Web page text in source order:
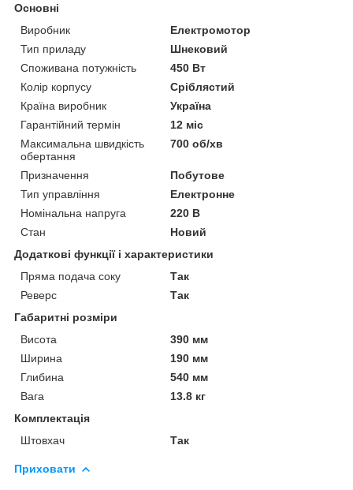
Основні
Виробник
Електромотор
Тип приладу
Шнековий
Споживана потужність
450 Вт
Колір корпусу
Сріблястий
Країна виробник
Україна
Гарантійний термін
12 міс
Максимальна швидкість
обертання
700 об/хв
Призначення
Побутове
Тип управління
Електронне
Номінальна напруга
220 В
Стан
Новий
Додаткові функції і характеристики
Пряма подача соку
Так
Реверс
Так
Габаритні розміри
Висота
390 мм
Ширина
190 мм
Глибина
540 мм
Вага
13.8 кг
Комплектація
Штовхач
Так
Приховати